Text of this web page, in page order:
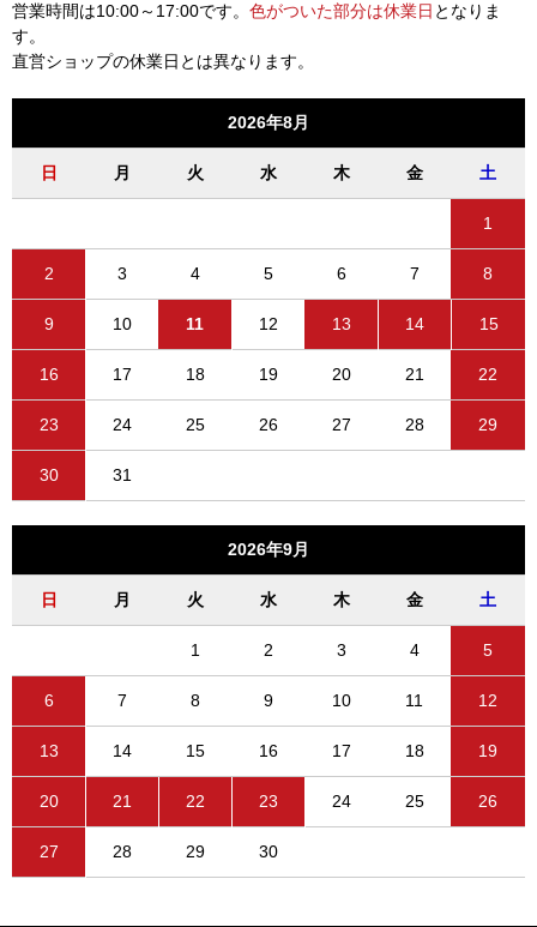
営業時間は10:00～17:00です。 色がついた部分は休業日 となりま
す。
直営ショップの休業日とは異なります。
2026年8月
日 月 火 水 木 金 土
1
2 3 4 5 6 7 8
9 10 11 12 13 14 15
16 17 18 19 20 21 22
23 24 25 26 27 28 29
30 31
2026年9月
日 月 火 水 木 金 土
1 2 3 4 5
6 7 8 9 10 11 12
13 14 15 16 17 18 19
20 21 22 23 24 25 26
27 28 29 30